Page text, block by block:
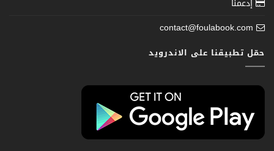
إدعمنا
contact@foulabook.com
حمّل تطبيقنا على الاندرويد